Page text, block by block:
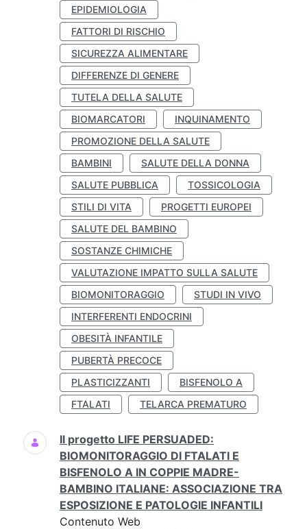
EPIDEMIOLOGIA
FATTORI DI RISCHIO
SICUREZZA ALIMENTARE
DIFFERENZE DI GENERE
TUTELA DELLA SALUTE
BIOMARCATORI
INQUINAMENTO
PROMOZIONE DELLA SALUTE
BAMBINI
SALUTE DELLA DONNA
SALUTE PUBBLICA
TOSSICOLOGIA
STILI DI VITA
PROGETTI EUROPEI
SALUTE DEL BAMBINO
SOSTANZE CHIMICHE
VALUTAZIONE IMPATTO SULLA SALUTE
BIOMONITORAGGIO
STUDI IN VIVO
INTERFERENTI ENDOCRINI
OBESITÀ INFANTILE
PUBERTÀ PRECOCE
PLASTICIZZANTI
BISFENOLO A
FTALATI
TELARCA PREMATURO
Il progetto LIFE PERSUADED:
BIOMONITORAGGIO DI FTALATI E
BISFENOLO A IN COPPIE MADRE-
BAMBINO ITALIANE: ASSOCIAZIONE TRA
ESPOSIZIONE E PATOLOGIE INFANTILI
Contenuto Web